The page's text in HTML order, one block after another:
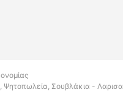
Ψητοπωλεία, Σουβλάκια - Λαρισα